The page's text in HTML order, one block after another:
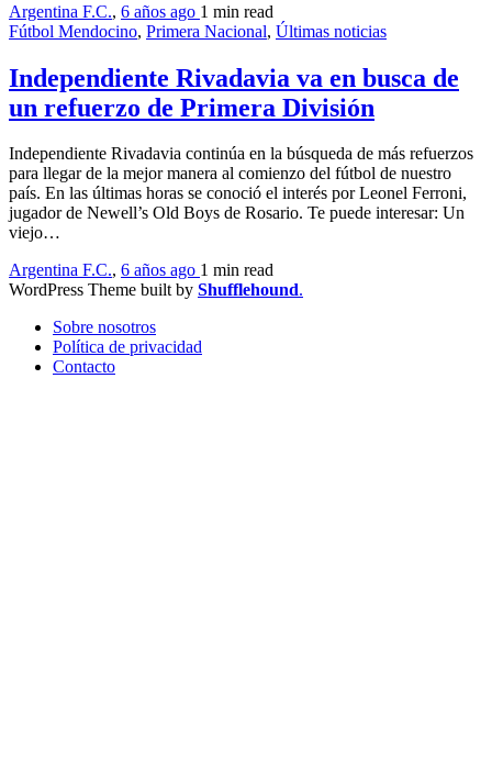
Argentina F.C., 6 años ago 1 min read
Fútbol Mendocino, Primera Nacional, Últimas noticias
Independiente Rivadavia va en busca de
un refuerzo de Primera División
Independiente Rivadavia continúa en la búsqueda de más refuerzos
para llegar de la mejor manera al comienzo del fútbol de nuestro
país. En las últimas horas se conoció el interés por Leonel Ferroni,
jugador de Newell’s Old Boys de Rosario. Te puede interesar: Un
viejo…
Argentina F.C., 6 años ago 1 min read
WordPress Theme built by Shufflehound.
Sobre nosotros
Política de privacidad
Contacto